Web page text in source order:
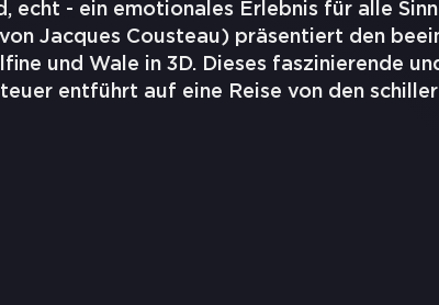
echt - ein emotionales Erlebnis für alle
Jacques Cousteau) präsentiert den
und Wale in 3D. Dieses faszinierende
entführt auf eine Reise von den